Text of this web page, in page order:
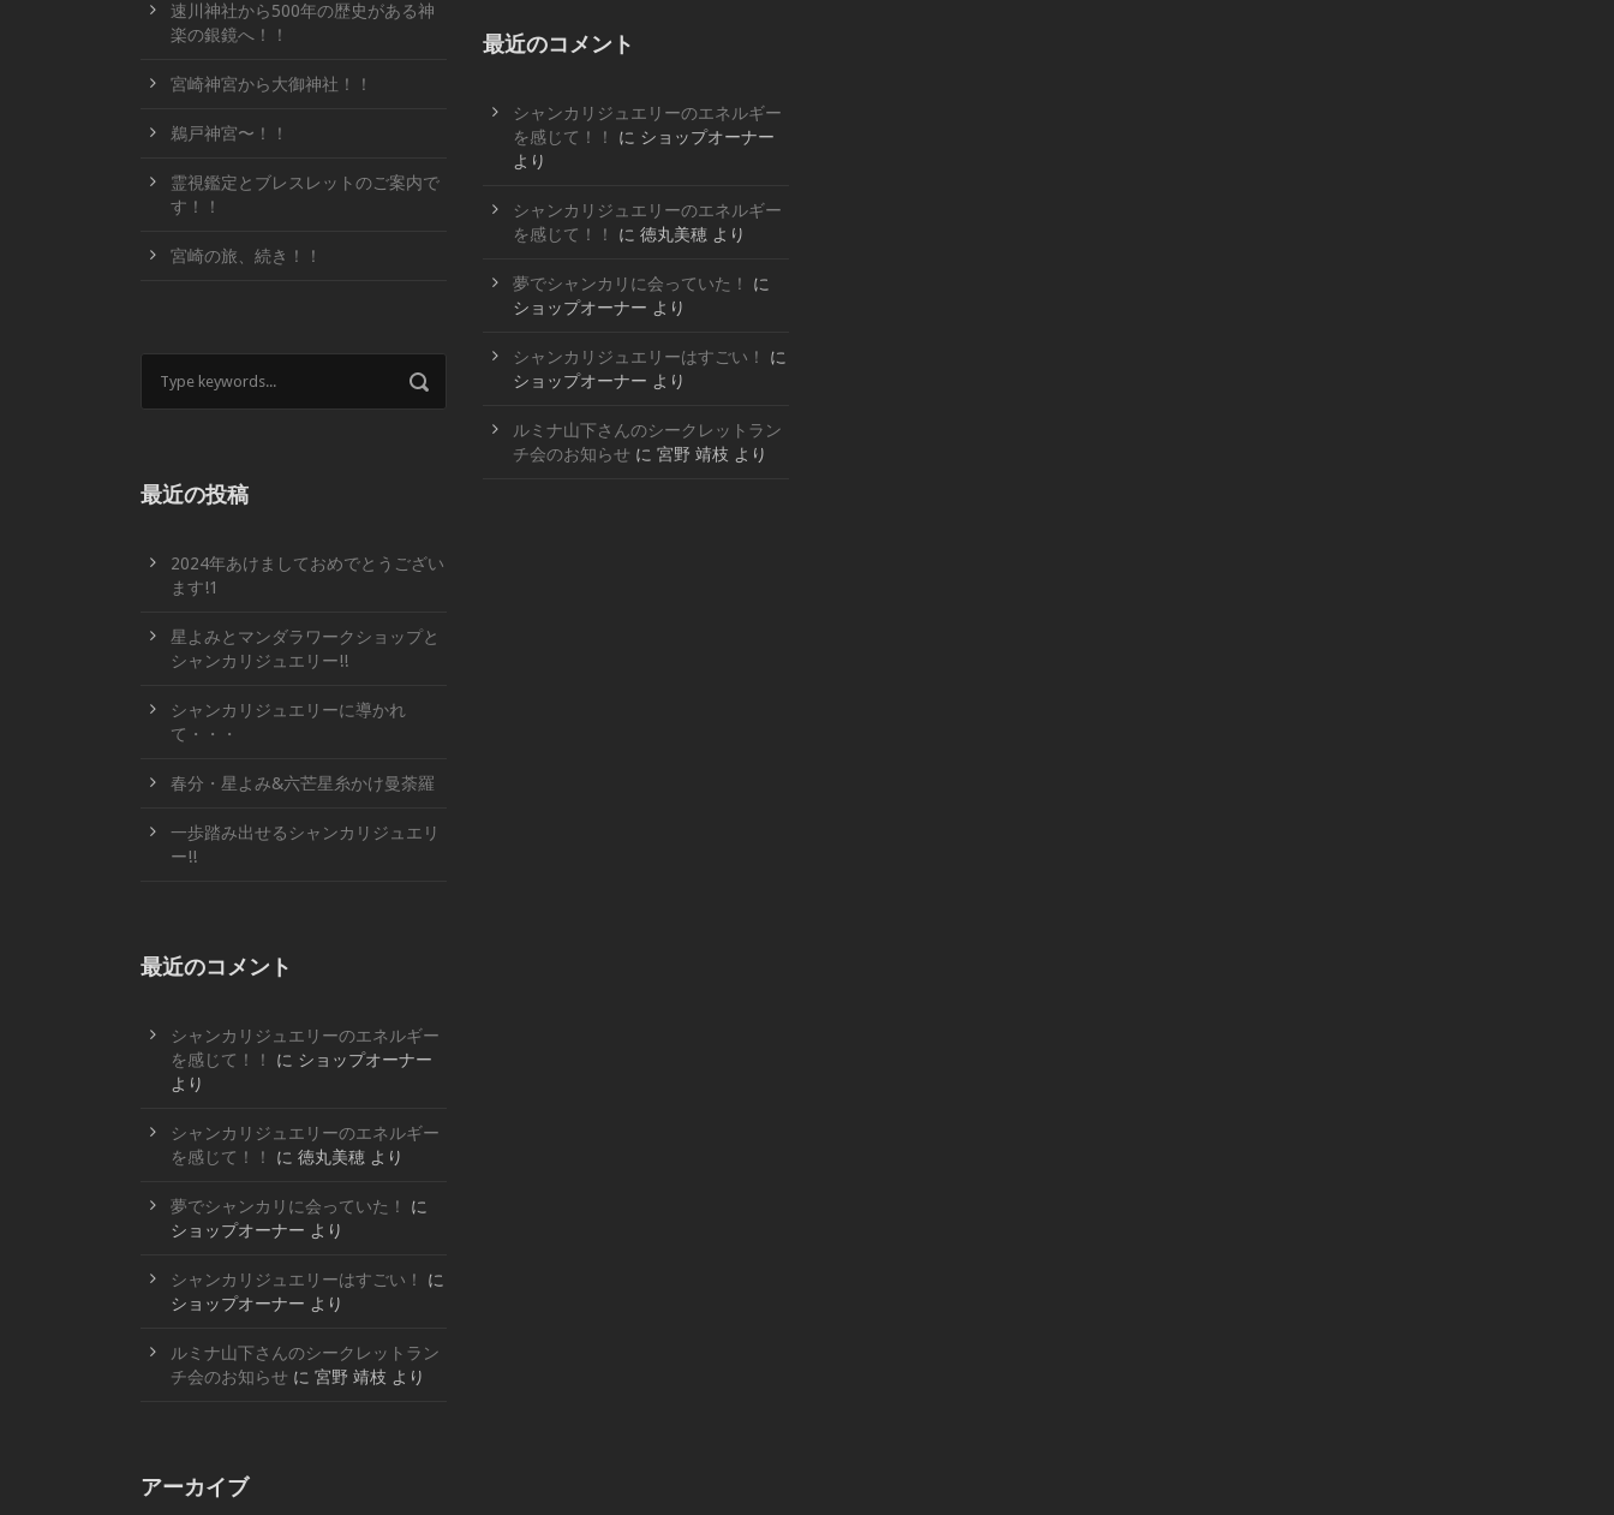
速川神社から500年の歴史がある神
楽の銀鏡へ！！
宮崎神宮から大御神社！！
鵜戸神宮〜！！
霊視鑑定とブレスレットのご案内で
す！！
宮崎の旅、続き！！
最近の投稿
2024年あけましておめでとうござい
ます!1
星よみとマンダラワークショップと
シャンカリジュエリー!!
シャンカリジュエリーに導かれ
て・・・
春分・星よみ&六芒星糸かけ曼荼羅
一歩踏み出せるシャンカリジュエリ
ー!!
最近のコメント
シャンカリジュエリーのエネルギー
を感じて！！
に ショップオーナー
より
シャンカリジュエリーのエネルギー
を感じて！！
に 徳丸美穂 より
夢でシャンカリに会っていた！
に
ショップオーナー より
シャンカリジュエリーはすごい！
に
ショップオーナー より
ルミナ山下さんのシークレットラン
チ会のお知らせ に 宮野 靖枝 より
アーカイブ
最近のコメント
シャンカリジュエリーのエネルギー
を感じて！！
に ショップオーナー
より
シャンカリジュエリーのエネルギー
を感じて！！
に 徳丸美穂 より
夢でシャンカリに会っていた！
に
ショップオーナー より
シャンカリジュエリーはすごい！
に
ショップオーナー より
ルミナ山下さんのシークレットラン
チ会のお知らせ に 宮野 靖枝 より